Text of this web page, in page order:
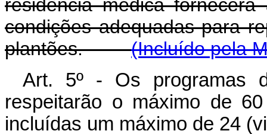
residência médica
condições adequadas para
plantões.
(Incluído pela
Art. 5º - Os programas
respeitarão o máximo de
incluídas um máximo de 24